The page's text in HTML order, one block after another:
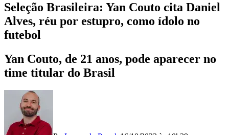
Seleção Brasileira: Yan Couto cita Daniel
Alves, réu por estupro, como ídolo no
futebol
Yan Couto, de 21 anos, pode aparecer no
time titular do Brasil